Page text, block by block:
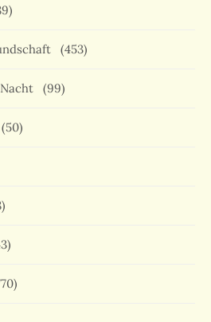
(453)
(99)
(50)